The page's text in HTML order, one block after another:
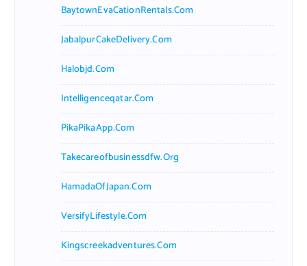
BaytownEvaCationRentals.com
JabalpurCakeDelivery.com
Halobjd.com
Intelligenceqatar.com
PikaPikaApp.com
Takecareofbusinessdfw.org
HamadaOfJapan.com
VersifyLifestyle.com
Kingscreekadventures.com